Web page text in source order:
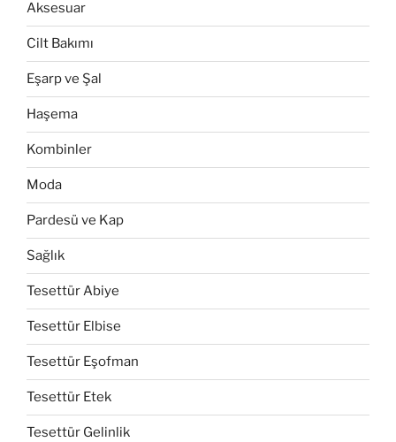
Aksesuar
Cilt Bakımı
Eşarp ve Şal
Haşema
Kombinler
Moda
Pardesü ve Kap
Sağlık
Tesettür Abiye
Tesettür Elbise
Tesettür Eşofman
Tesettür Etek
Tesettür Gelinlik